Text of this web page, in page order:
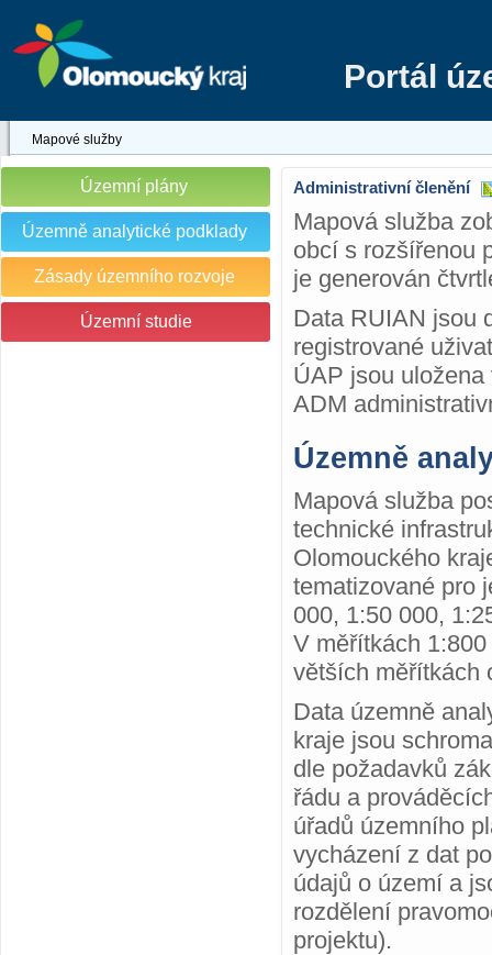
Portál
Mapové služby
Územní plány
Územně analytické podklady
Zásady územního rozvoje
Územní studie
Administrativní členění
Mapová služba
obcí s rozšířenou
je generován
Data RUIAN jsou
registrované
ÚAP jsou
ADM
Územně
Mapová služba
technické
Olomouckého
tematizované pro
000, 1:50 000,
V měřítkách
větších měřítkách
Data územně
kraje jsou
dle požadavků
řádu a
úřadů územního
vycházení z dat
údajů o území a
rozdělení
projektu).